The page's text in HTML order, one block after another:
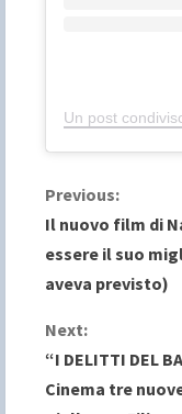
C
o
n
t
i
Previous:
Il nuovo film di
essere il suo
aveva previsto)
Next:
“I DELITTI DEL
Cinema tre